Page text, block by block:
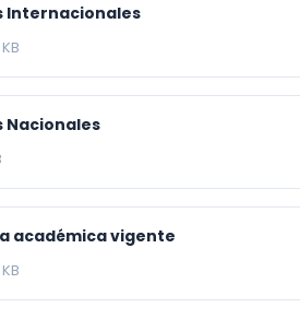
Internacionales
Nacionales
académica vigente